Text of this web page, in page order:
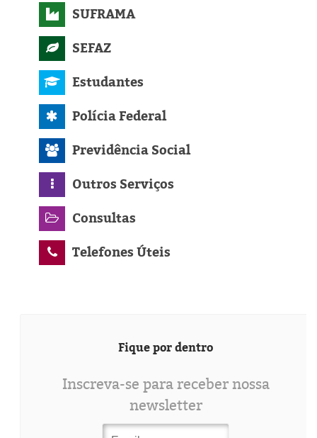
SUFRAMA
SEFAZ
Estudantes
Polícia Federal
Previdência Social
Outros Serviços
Consultas
Telefones Úteis
Fique por dentro
Inscreva-se para receber nossa
newsletter